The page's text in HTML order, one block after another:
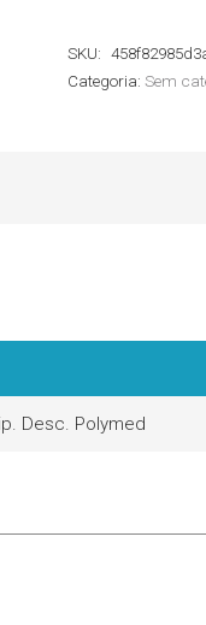
Resistente
a
SKU:
Categoria: Sem
Desc. Polymed